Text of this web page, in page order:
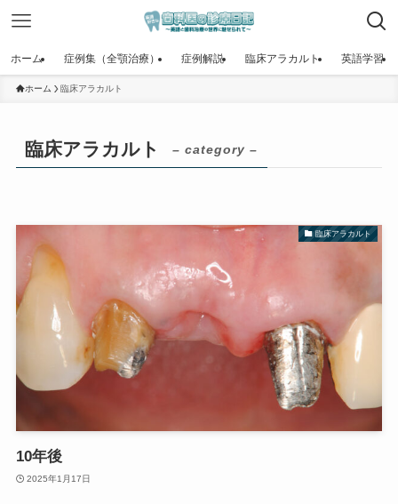
ホーム 症例集（全顎治療） 症例解説 臨床アラカルト 英語学習
ホーム 臨床アラカルト
臨床アラカルト – category –
臨床アラカルト
10年後
2025年1月17日